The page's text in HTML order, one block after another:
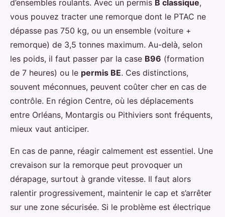
d’ensembles roulants. Avec un permis B classique,
vous pouvez tracter une remorque dont le PTAC ne
dépasse pas 750 kg, ou un ensemble (voiture +
remorque) de 3,5 tonnes maximum. Au-delà, selon
les poids, il faut passer par la case B96 (formation
de 7 heures) ou le permis BE. Ces distinctions,
souvent méconnues, peuvent coûter cher en cas de
contrôle. En région Centre, où les déplacements
entre Orléans, Montargis ou Pithiviers sont fréquents,
mieux vaut anticiper.
En cas de panne, réagir calmement est essentiel. Une
crevaison sur la remorque peut provoquer un
dérapage, surtout à grande vitesse. Il faut alors
ralentir progressivement, maintenir le cap et s’arrêter
sur une zone sécurisée. Si le problème est électrique